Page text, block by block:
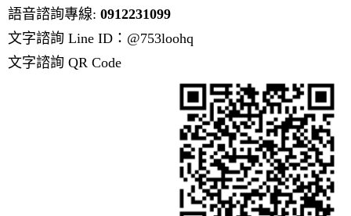
語音諮詢專線: 0912231099
文字諮詢 Line ID：@753loohq
文字諮詢 QR Code